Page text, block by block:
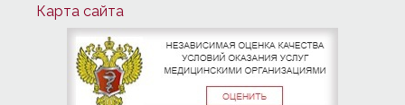
Карта сайта